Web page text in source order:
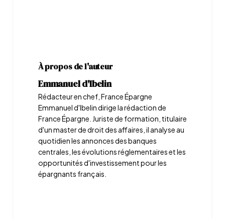
À propos de l'auteur
Emmanuel d'Ibelin
Rédacteur en chef, France Épargne
Emmanuel d'Ibelin dirige la rédaction de
France Épargne. Juriste de formation, titulaire
d'un master de droit des affaires, il analyse au
quotidien les annonces des banques
centrales, les évolutions réglementaires et les
opportunités d'investissement pour les
épargnants français.